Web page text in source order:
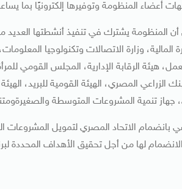
أعضاء المنظومة وتوفيرها إلكترونيًا بما
المنظومة يشترك في تنفيذ أنشطتها العديد من
وزارة الاتصالات وتكنولوجيا
هيئة الرقابة الإدارية، المجلس القومي
الزراعي المصري، الهيئة القومية للبريد،
جهاز تنمية المشروعات المتوسطة
بانضمام الاتحاد المصري لتمويل
لها من أجل تحقيق الأهداف المحددة